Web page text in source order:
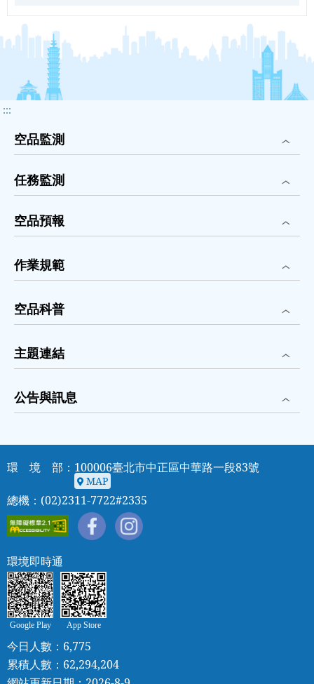
:::
空品監測
任務監測
空品預報
作業規範
空品科普
主題連結
公告與訊息
環 境 部：100006臺北市中正區中華路一段83號
MAP
MAP
總機：(02)2311-7722#2335
環境即時通
Google Play App Store
今日人數：6,775
累積人數：62,294,204